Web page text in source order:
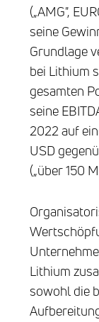
(„AMG",
seine
Grundlage
bei Lithium
gesamten
seine
2022 auf
USD
(„über 150
Lithium
sowohl die